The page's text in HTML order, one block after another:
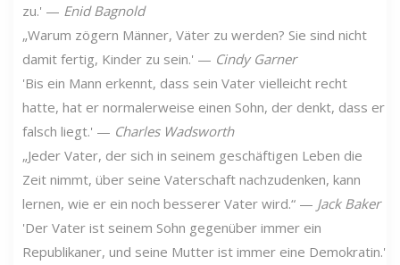
zu.' — Enid Bagnold
„Warum zögern Männer, Väter zu werden? Sie sind nicht
damit fertig, Kinder zu sein.' — Cindy Garner
'Bis ein Mann erkennt, dass sein Vater vielleicht recht
hatte, hat er normalerweise einen Sohn, der denkt, dass er
falsch liegt.' — Charles Wadsworth
„Jeder Vater, der sich in seinem geschäftigen Leben die
Zeit nimmt, über seine Vaterschaft nachzudenken, kann
lernen, wie er ein noch besserer Vater wird.“ — Jack Baker
'Der Vater ist seinem Sohn gegenüber immer ein
Republikaner, und seine Mutter ist immer eine Demokratin.'